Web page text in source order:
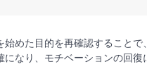
始めた目的を再確認することで
になり、モチベーションの回復